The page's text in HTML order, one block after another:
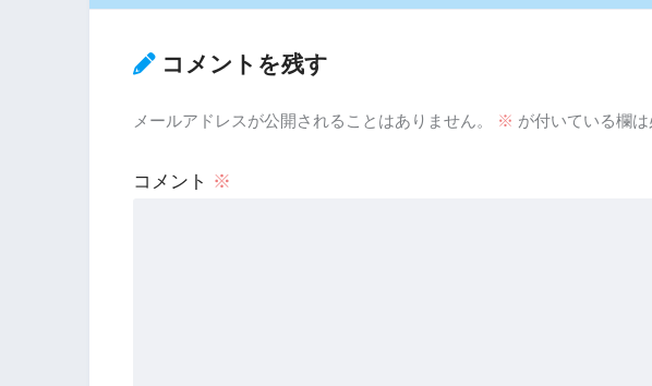
コメントを残す
メールアドレスが公開されることはありません。 ※ が付いている欄
コメント ※